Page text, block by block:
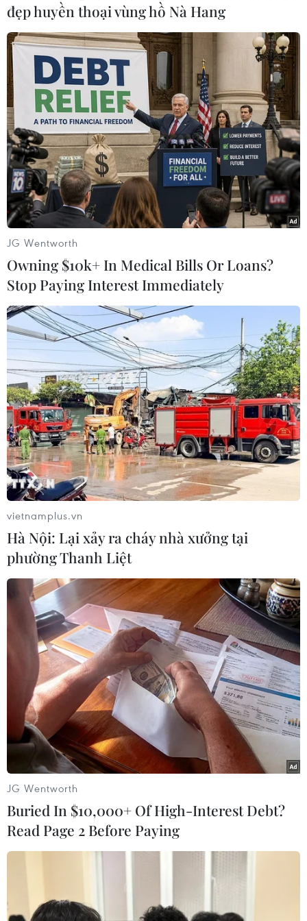
#Australia
#lượng nước dự trữ
#nguy cơ thiếu nước Australia
Theo dõi VietnamPlus
TIN LIÊN QUAN
Cháy rừng ở Australia: Nỗ lực sơ tán hàng
nghìn người bị mắc kẹt
06/01/2020 04:07
Quan chức Australia cho biết mọi nỗ lực đều là để phục
hồi, đảm bảo những người bị mất chỗ ở có một nơi an
toàn để đến, và để chắc chắn có nguồn lực triển khai
nhằm dọn sạch các tuyến đường.
đẹp huyền thoại vùng hồ Nà Hang
JG Wentworth
Owning $10k+ In Medical Bills Or Loans?
Stop Paying Interest Immediately
vietnamplus.vn
Hà Nội: Lại xảy ra cháy nhà xưởng tại
phường Thanh Liệt
JG Wentworth
Buried In $10,000+ Of High-Interest Debt?
Read Page 2 Before Paying